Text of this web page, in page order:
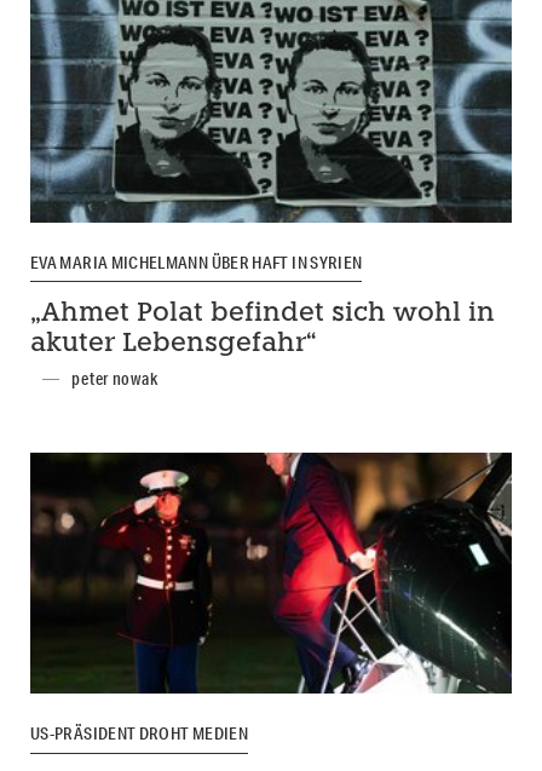
EVA MARIA MICHELMANN ÜBER HAFT IN SYRIEN
„Ahmet Polat befindet sich wohl in
akuter Lebensgefahr“
peter nowak
US-PRÄSIDENT DROHT MEDIEN